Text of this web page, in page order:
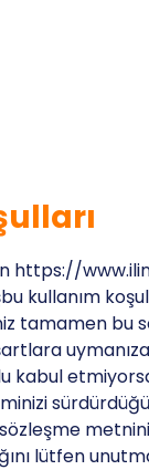
https://
kullanım
tamamen bu
kabul
sözleşme
lütfen